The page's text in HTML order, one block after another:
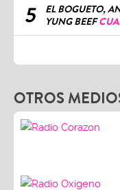
5
EL BOGUETO,
YUNG BEEF
OTROS